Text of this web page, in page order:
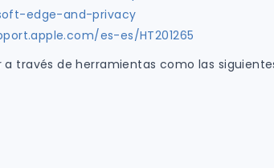
edge-and-privacy
es-es/HT201265
través de herramientas como las